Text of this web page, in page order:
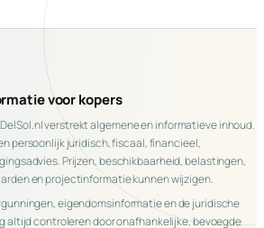
voor kopers
verstrekt algemene en informatieve inhoud.
persoonlijk juridisch, fiscaal, financieel,
Prijzen, beschikbaarheid, belastingen,
en projectinformatie kunnen wijzigen.
eigendomsinformatie en de juridische
altijd controleren door onafhankelijke, bevoegde